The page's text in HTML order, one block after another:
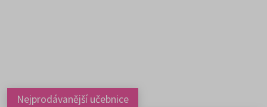
Nejprodávanější učebnice